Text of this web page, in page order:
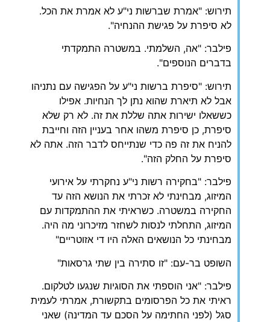
תירוש: "אמרת שברשות ני"ע לא אמרת את הכל.
לא סיפרת על פגישת ההנחיה".
פילבר: "אה, השלמתי. במשטרה התמקדתי
בדברים הנוספים".
תירוש: "סיפרת ברשות ני"ע על הפגישה עם נתניהו
אבל לא תיארת שהוא נתן לך הנחיות. אפילו
כששאלו ישירות אתה שללת את זה. לא רק שלא
סיפרת, כן סיפרת משהו אחר בעניין הזה וחייבת
להניח את זה פה כדי שנתייחס לדבר הזה. אתה לא
סיפרת על החלק הזה".
פילבר: "בחקירה רשות ני"ע נחקרתי על אירועי
המיזוג, מבחינתי לא זכרתי את הנושא הזה עד
החקירה במשטרה. כשראיתי את ההתמקדות עם
המיזוג, התחלתי לנסות לשחזר מזיכרוני מה היה.
מבחינתי כל הנושאים האלה היו די אזוטריים"
השופט בר-עם: "זו סתירה בין שתי גרסאות"
פילבר: "אני הוספתי את הסוגיות שנגעו לטלקום.
ראיתי את כל הפרסומים בתקשורת, אמרתי לעמית
סגל (לפני החתימה על הסכם עד המדינה) שאני